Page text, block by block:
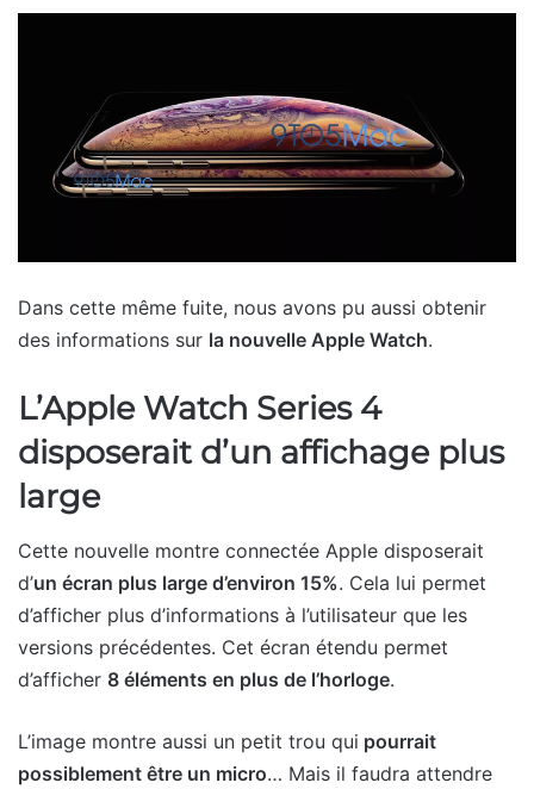
Dans cette même fuite, nous avons pu aussi obtenir
des informations sur la nouvelle Apple Watch.
L’Apple Watch Series 4
disposerait d’un affichage plus
large
Cette nouvelle montre connectée Apple disposerait
d’un écran plus large d’environ 15%. Cela lui permet
d’afficher plus d’informations à l’utilisateur que les
versions précédentes. Cet écran étendu permet
d’afficher 8 éléments en plus de l’horloge.
L’image montre aussi un petit trou qui pourrait
possiblement être un micro… Mais il faudra attendre